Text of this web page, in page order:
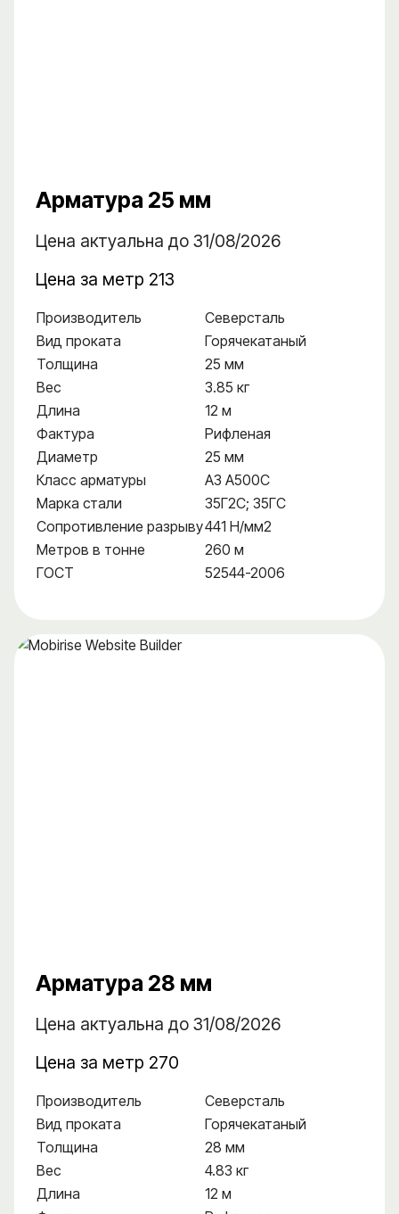
Арматура 25 мм
Цена актуальна до 31/08/2026
Цена за метр 213
Производитель
Северсталь
Вид проката
Горячекатаный
Толщина
25 мм
Вес
3.85 кг
Длина
12 м
Фактура
Рифленая
Диаметр
25 мм
Класс арматуры
А3 А500С
Марка стали
35Г2С; 35ГС
Сопротивление разрыву441 Н/мм2
Метров в тонне
260 м
ГОСТ
52544-2006
Арматура 28 мм
Цена актуальна до 31/08/2026
Цена за метр 270
Производитель
Северсталь
Вид проката
Горячекатаный
Толщина
28 мм
Вес
4.83 кг
Длина
12 м